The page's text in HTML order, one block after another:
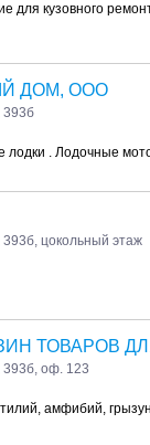
для кузовного
ДОМ, ООО
393б
. Лодочные
цокольный этаж
ТОВАРОВ
393б, оф. 123
амфибий,